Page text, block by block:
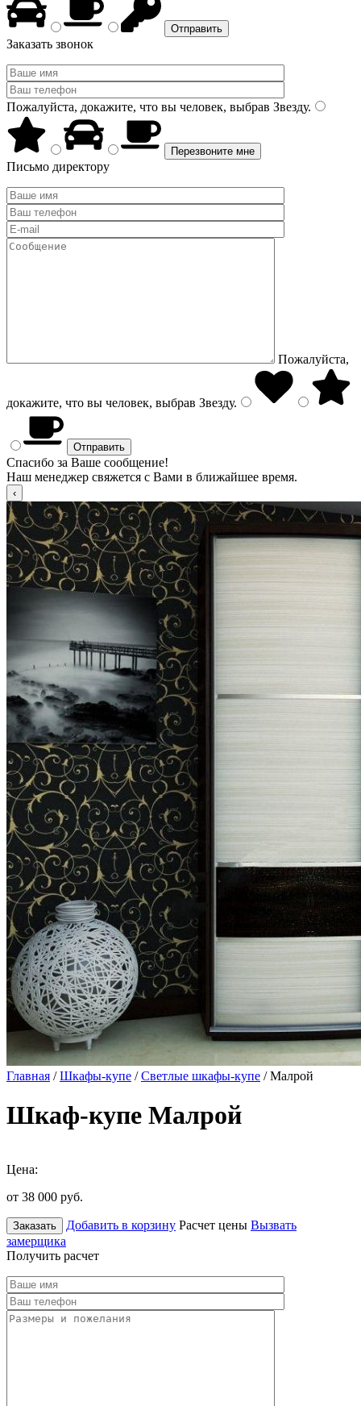
Заказать звонок
Пожалуйста, докажите, что вы человек, выбрав Звезду.
Письмо директору
Пожалуйста,
докажите, что вы человек, выбрав Звезду.
Спасибо за Ваше сообщение!
Наш менеджер свяжется с Вами в ближайшее время.
Главная /Шкафы-купе /Светлые шкафы-купе / Малрой
Шкаф-купе Малрой
Цена:
от 38 000 руб.
Заказать Добавить в корзину Расчет цены Вызвать
замерщика
Получить расчет